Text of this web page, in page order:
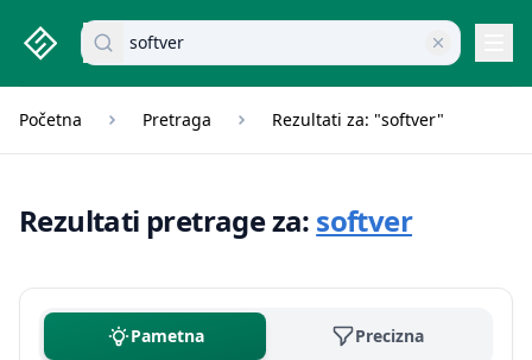
studenti.rs home page
Pretraži dokumente
Početna Pretraga Rezultati za: "softver"
Rezultati pretrage za: softver
Pametna Precizna